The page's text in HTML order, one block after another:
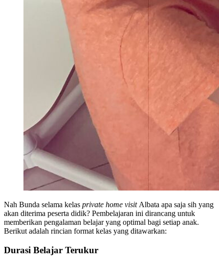
Nah Bunda selama kelas private home visit Albata apa saja sih yang
akan diterima peserta didik? Pembelajaran ini dirancang untuk
memberikan pengalaman belajar yang optimal bagi setiap anak.
Berikut adalah rincian format kelas yang ditawarkan:
Durasi Belajar Terukur